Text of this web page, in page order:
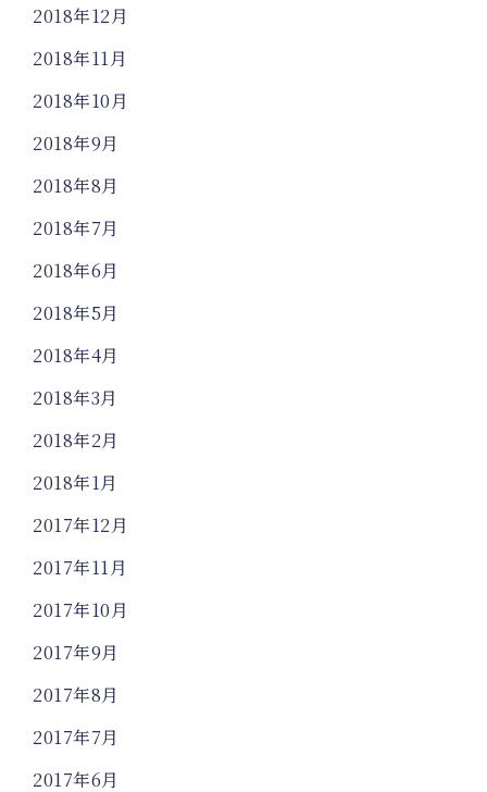
2018年12月
2018年11月
2018年10月
2018年9月
2018年8月
2018年7月
2018年6月
2018年5月
2018年4月
2018年3月
2018年2月
2018年1月
2017年12月
2017年11月
2017年10月
2017年9月
2017年8月
2017年7月
2017年6月